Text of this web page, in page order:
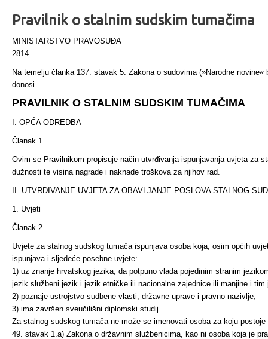
Pravilnik o stalnim sudskim tumačima
MINISTARSTVO PRAVOSUĐA
2814
Na temelju članka 137. stavak 5. Zakona o sudovima (»Narod­ne
donosi
PRAVILNIK O STALNIM SUDSKIM TUMAČIMA
I. OPĆA ODREDBA
Članak 1.
Ovim se Pravilnikom propisuje način utvrđivanja ispunjavanja uvjeta za
dužnosti te visina nagrade i naknade troškova za njihov rad.
II. UTVRĐIVANJE UVJETA ZA OBAVLJANJE POSLOVA STALNOG
1. Uvjeti
Članak 2.
Uvjete za stalnog sudskog tumača ispunjava osoba koja, osim općih
ispunjava i sljedeće posebne uvjete:
1) uz znanje hrvatskog jezika, da potpuno vlada pojedinim stranim
jezik službeni jezik i jezik etničke ili nacionalne zajednice ili manjine i tim
2) poznaje ustrojstvo sudbene vlasti, državne uprave i pravno nazivlje,
3) ima završen sveučilišni diplomski studij.
Za stalnog sudskog tumača ne može se imenovati osoba za koju
49. stavak 1.a) Zakona o državnim službenicima, kao ni osoba koja je